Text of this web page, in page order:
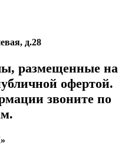
д.28
размещенные на
офертой.
звоните по